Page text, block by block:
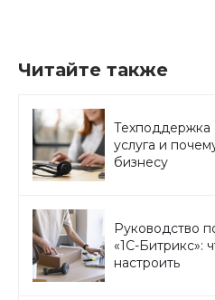
Читайте также
Техподдержка
услуга и
бизнесу
Руководство
«1C-Битрикс»:
настроить